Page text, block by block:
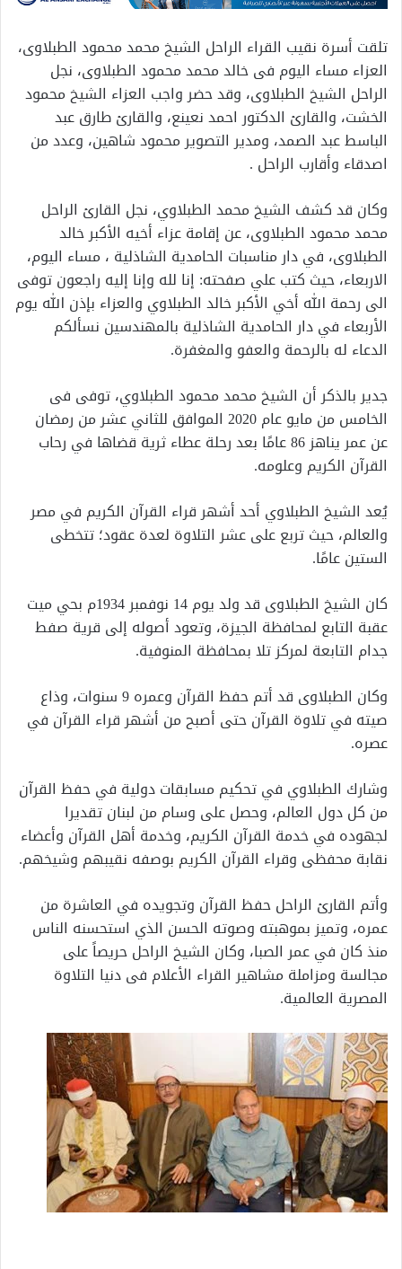
تلقت أسرة نقيب القراء الراحل الشيخ محمد محمود الطبلاوى،
العزاء مساء اليوم فى خالد محمد محمود الطبلاوى، نجل
الراحل الشيخ الطبلاوى، وقد حضر واجب العزاء الشيخ محمود
الخشت، والقارئ الدكتور احمد نعينع، والقارئ طارق عبد
الباسط عبد الصمد، ومدير التصوير محمود شاهين، وعدد من
اصدقاء وأقارب الراحل .
وكان قد كشف الشيخ محمد الطبلاوي، نجل القارئ الراحل
محمد محمود الطبلاوى، عن إقامة عزاء أخيه الأكبر خالد
الطبلاوى، في دار مناسبات الحامدية الشاذلية ، مساء اليوم،
الاربعاء، حيث كتب علي صفحته: إنا لله وإنا إليه راجعون توفى
الى رحمة الله أخي الأكبر خالد الطبلاوي والعزاء بإذن الله يوم
الأربعاء في دار الحامدية الشاذلية بالمهندسين نسألكم
الدعاء له بالرحمة والعفو والمغفرة.
جدير بالذكر أن الشيخ محمد محمود الطبلاوي، توفى فى
الخامس من مايو عام 2020 الموافق للثاني عشر من رمضان
عن عمر يناهز 86 عامًا بعد رحلة عطاء ثرية قضاها في رحاب
القرآن الكريم وعلومه.
يُعد الشيخ الطبلاوي أحد أشهر قراء القرآن الكريم في مصر
والعالم، حيث تربع على عشر التلاوة لعدة عقود؛ تتخطى
الستين عامًا.
كان الشيخ الطبلاوى قد ولد يوم 14 نوفمبر 1934م بحي ميت
عقبة التابع لمحافظة الجيزة، وتعود أصوله إلى قرية صفط
جدام التابعة لمركز تلا بمحافظة المنوفية.
وكان الطبلاوى قد أتم حفظ القرآن وعمره 9 سنوات، وذاع
صيته في تلاوة القرآن حتى أصبح من أشهر قراء القرآن في
عصره.
وشارك الطبلاوي في تحكيم مسابقات دولية في حفظ القرآن
من كل دول العالم، وحصل على وسام من لبنان تقديرا
لجهوده في خدمة القرآن الكريم، وخدمة أهل القرآن وأعضاء
نقابة محفظى وقراء القرآن الكريم بوصفه نقيبهم وشيخهم.
وأتم القارئ الراحل حفظ القرآن وتجويده في العاشرة من
عمره، وتميز بموهبته وصوته الحسن الذي استحسنه الناس
منذ كان في عمر الصبا، وكان الشيخ الراحل حريصاً على
مجالسة ومزاملة مشاهير القراء الأعلام فى دنيا التلاوة
المصرية العالمية.